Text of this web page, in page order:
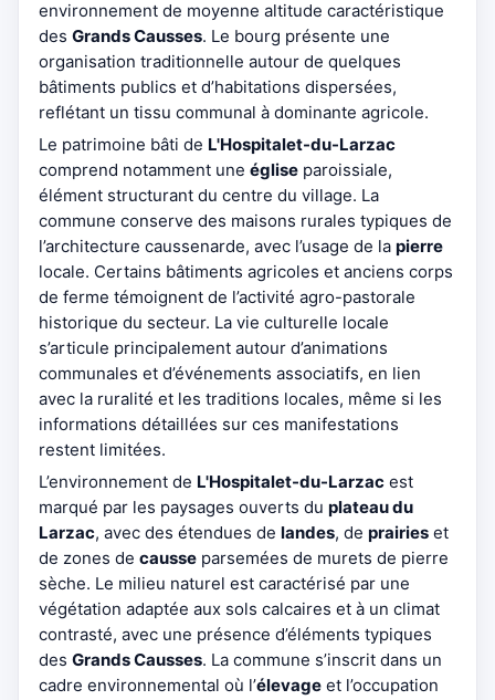
environnement de moyenne altitude caractéristique
des Grands Causses. Le bourg présente une
organisation traditionnelle autour de quelques
bâtiments publics et d’habitations dispersées,
reflétant un tissu communal à dominante agricole.
Le patrimoine bâti de L'Hospitalet-du-Larzac
comprend notamment une église paroissiale,
élément structurant du centre du village. La
commune conserve des maisons rurales typiques de
l’architecture caussenarde, avec l’usage de la pierre
locale. Certains bâtiments agricoles et anciens corps
de ferme témoignent de l’activité agro-pastorale
historique du secteur. La vie culturelle locale
s’articule principalement autour d’animations
communales et d’événements associatifs, en lien
avec la ruralité et les traditions locales, même si les
informations détaillées sur ces manifestations
restent limitées.
L’environnement de L'Hospitalet-du-Larzac est
marqué par les paysages ouverts du plateau du
Larzac, avec des étendues de landes, de prairies et
de zones de causse parsemées de murets de pierre
sèche. Le milieu naturel est caractérisé par une
végétation adaptée aux sols calcaires et à un climat
contrasté, avec une présence d’éléments typiques
des Grands Causses. La commune s’inscrit dans un
cadre environnemental où l’élevage et l’occupation